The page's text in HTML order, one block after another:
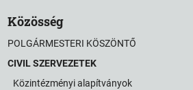
Közösség
POLGÁRMESTERI KÖSZÖNTŐ
CIVIL SZERVEZETEK
Közintézményi alapítványok